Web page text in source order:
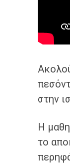
στην
Η
το